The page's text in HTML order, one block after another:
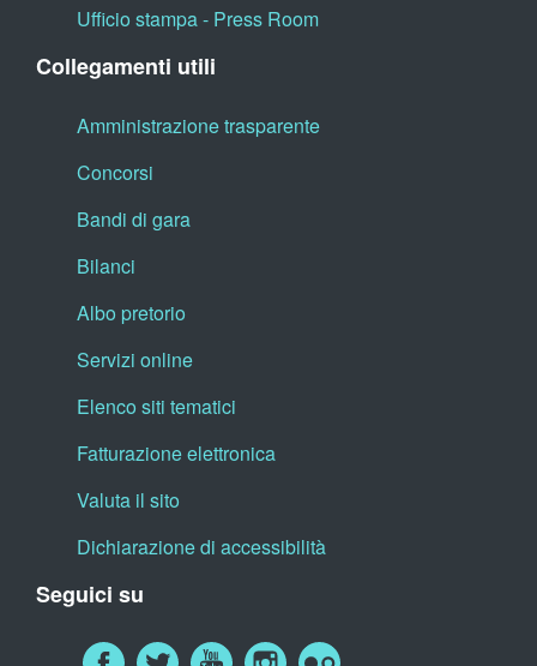
Ufficio stampa - Press Room
Collegamenti utili
Amministrazione trasparente
Concorsi
Bandi di gara
Bilanci
Albo pretorio
Servizi online
Elenco siti tematici
Fatturazione elettronica
Valuta il sito
Dichiarazione di accessibilità
Seguici su